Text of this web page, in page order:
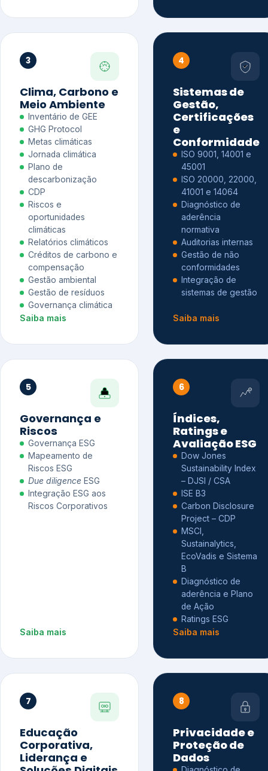
3
Clima, Carbono e
Meio Ambiente
Inventário de GEE
GHG Protocol
Metas climáticas
Jornada climática
Plano de
descarbonização
CDP
Riscos e
oportunidades
climáticas
Relatórios climáticos
Créditos de carbono e
compensação
Gestão ambiental
Gestão de resíduos
Governança climática
Saiba mais
4
Sistemas de
Gestão,
Certificações
e
Conformidade
ISO 9001, 14001 e
45001
ISO 20000, 22000,
41001 e 14064
Diagnóstico de
aderência
normativa
Auditorias internas
Gestão de não
conformidades
Integração de
sistemas de gestão
Saiba mais
5
Governança e
Riscos
Governança ESG
Mapeamento de
Riscos ESG
Due diligence ESG
Integração ESG aos
Riscos Corporativos
Saiba mais
6
Índices,
Ratings e
Avaliação ESG
Dow Jones
Sustainability Index
– DJSI / CSA
ISE B3
Carbon Disclosure
Project – CDP
MSCI,
Sustainalytics,
EcoVadis e Sistema
B
Diagnóstico de
aderência e Plano
de Ação
Ratings ESG
Saiba mais
7
Educação
Corporativa,
Liderança e
8
Privacidade e
Proteção de
Dados